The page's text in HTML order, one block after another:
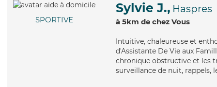
SPORTIVE
Sylvie J., Haspres
à 5km de chez Vous
Intuitive, chaleureuse et
d'Assistante De Vie aux
chronique obstructive et les
surveillance de nuit, rappels,